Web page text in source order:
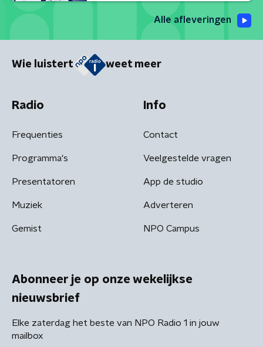
Alle afleveringen
Wie luistert weet meer
Radio
Frequenties
Programma's
Presentatoren
Muziek
Gemist
Info
Contact
Veelgestelde vragen
App de studio
Adverteren
NPO Campus
Abonneer je op onze wekelijkse
nieuwsbrief
Elke zaterdag het beste van NPO Radio 1 in jouw
mailbox